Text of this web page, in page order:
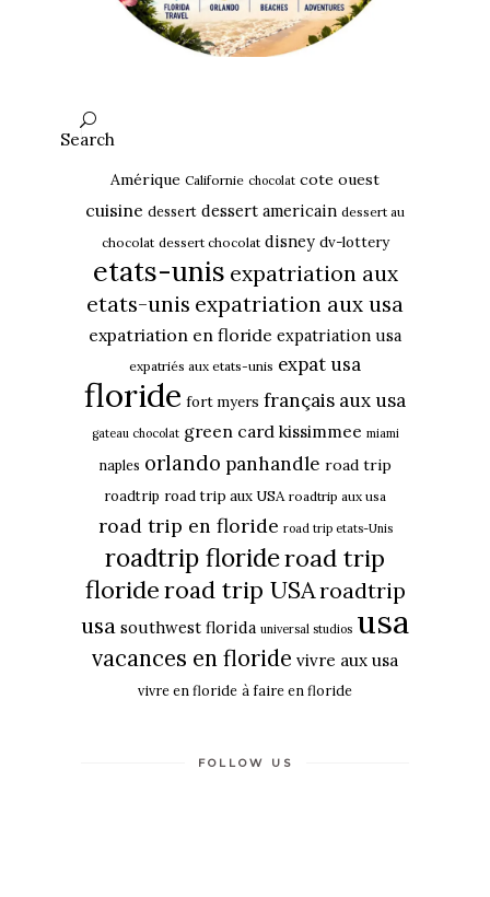
Search
Amérique Californie chocolat cote ouest
cuisine dessert dessert americain dessert au
chocolat dessert chocolat disney dv-lottery
etats-unis expatriation aux
etats-unis expatriation aux usa
expatriation en floride expatriation usa
expatriés aux etats-unis expat usa
floride fort myers français aux usa
gateau chocolat green card kissimmee miami
naples orlando panhandle road trip
roadtrip road trip aux USA roadtrip aux usa
road trip en floride road trip etats-Unis
roadtrip florideroad trip
florideroad trip USAroadtrip
usa southwest florida universal studios usa
vacances en floride vivre aux usa
vivre en floride à faire en floride
FOLLOW US